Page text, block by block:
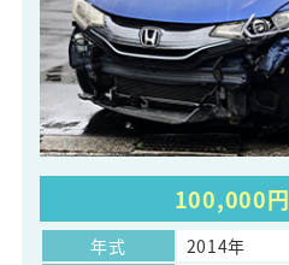
100,000円
年式
2014年